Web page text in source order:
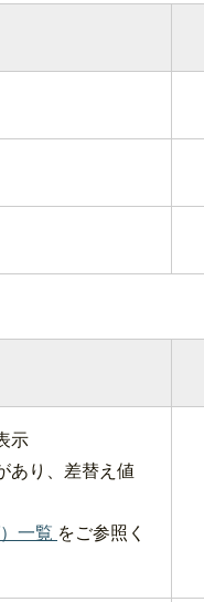
示
あり、差替え値
一覧 をご参照く